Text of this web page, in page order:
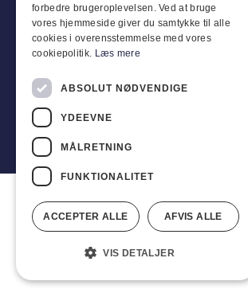
Sähköposti: vb@viggobendz.dk
Pikalinkit
Myynti- ja toimitusehdot
Copyright 2024 © Viggo Bendz. Kaikki
forbedre brugeroplevelsen. Ved at bruge
vores hjemmeside giver du samtykke til alle
cookies i overensstemmelse med vores
cookiepolitik. Læs mere
ABSOLUT NØDVENDIGE
YDEEVNE
MÅLRETNING
FUNKTIONALITET
ACCEPTER ALLE AFVIS ALLE
VIS DETALJER